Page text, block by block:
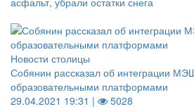
Новости столицы
Собянин рассказал об интеграции
образовательными платформами
29.04.2021 19:31 |
5028